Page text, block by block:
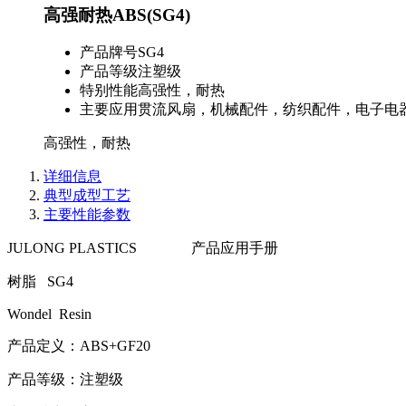
高强耐热ABS(SG4)
产品牌号SG4
产品等级注塑级
特别性能高强性，耐热
主要应用贯流风扇，机械配件，纺织配件，电子电
高强性，耐热
详细信息
典型成型工艺
主要性能参数
JULONG PLASTICS 产品应用手册
树脂 SG4
Wondel Resin
产品定义：ABS+GF20
产品等级：注塑级